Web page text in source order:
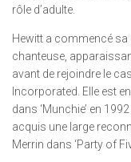
rôle d’adulte.
Hewitt a commencé sa
chanteuse,
avant de rejoindre le
Incorporated. Elle est
dans ‘Munchie’ en
acquis une large
Merrin dans ‘Party of